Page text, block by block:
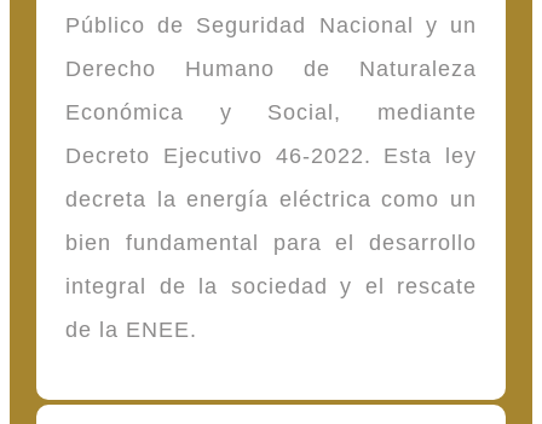
Público de Seguridad Nacional y un
Derecho Humano de Naturaleza
Económica y Social, mediante
Decreto Ejecutivo 46-2022. Esta ley
decreta la energía eléctrica como un
bien fundamental para el desarrollo
integral de la sociedad y el rescate
de la ENEE.